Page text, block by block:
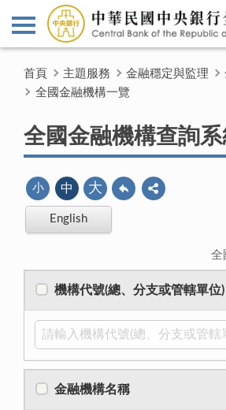
首頁 主題服務 金融穩定與監理
全國金融機構一覽
全國金融機構查詢
小 中 大
English
全
機構代號(總、分支或管轄單位)
金融機構名稱